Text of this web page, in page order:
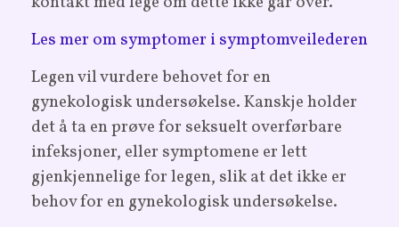
Les mer om symptomer i symptomveilederen
Legen vil vurdere behovet for en
gynekologisk undersøkelse.Kanskje holder
det å ta en prøve for seksuelt overførbare
infeksjoner, eller symptomene er lett
gjenkjennelige for legen, slik at det ikke er
behov for en gynekologisk undersøkelse.